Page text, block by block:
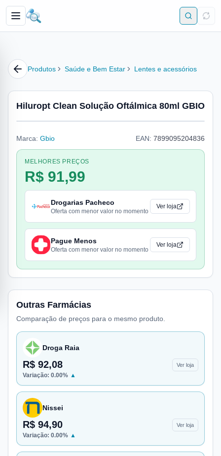
Produtos Saúde e Bem Estar Lentes e acessórios
Hiluropt Clean Solução Oftálmica 80ml GBIO
Marca: Gbio EAN: 7899095204836
MELHORES PREÇOS
R$ 91,99
Drogarias Pacheco
Oferta com menor valor no momento
Ver loja
Pague Menos
Oferta com menor valor no momento
Ver loja
Outras Farmácias
Comparação de preços para o mesmo produto.
Droga Raia
R$ 92,08 Ver loja
Variação: 0.00% ▲
Nissei
R$ 94,90 Ver loja
Variação: 0.00% ▲